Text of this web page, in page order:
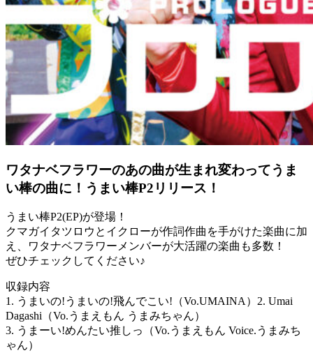
ワタナベフラワーのあの曲が生まれ変わってうま
い棒の曲に！うまい棒P2リリース！
うまい棒P2(EP)が登場！
クマガイタツロウとイクローが作詞作曲を手がけた楽曲に加
え、ワタナベフラワーメンバーが大活躍の楽曲も多数！
ぜひチェックしてください♪
収録内容
1. うまいの!うまいの!飛んでこい!（Vo.UMAINA）2. Umai
Dagashi（Vo.うまえもん うまみちゃん）
3. うまーい!めんたい推しっ（Vo.うまえもん Voice.うまみち
ゃん）